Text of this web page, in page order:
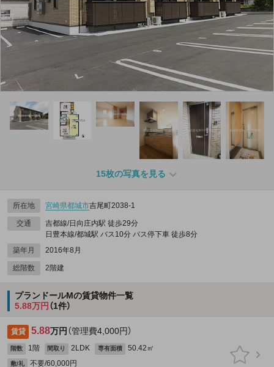
15枚の写真を見る
所在地 宮崎県都城市吉尾町2038‐1
交通
吉都線/日向庄内駅 徒歩29分
日豊本線/都城駅 バス10分 バス停下車 徒歩8分
築年月
2016年8月
総階数 2階建
プランドールMの賃貸物件一覧
5.88万円 （1件）
賃貸 5.88万円 （管理費4,000円）
階数 1階 間取り 2LDK 専有面積 50.42㎡
敷/礼
不要/60,000円